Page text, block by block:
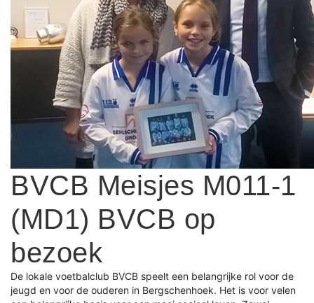
BVCB Meisjes M011-1
(MD1) BVCB op
bezoek
De lokale voetbalclub BVCB speelt een belangrijke rol voor de
jeugd en voor de ouderen in Bergschenhoek. Het is voor velen